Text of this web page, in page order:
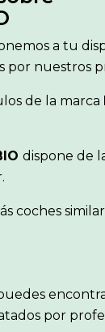
a tu
por nuestros
de la marca
dispone de
coches
por